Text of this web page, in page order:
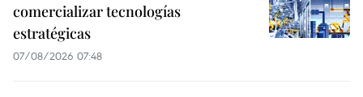
comercializar tecnologías
estratégicas
07/08/2026 07:48